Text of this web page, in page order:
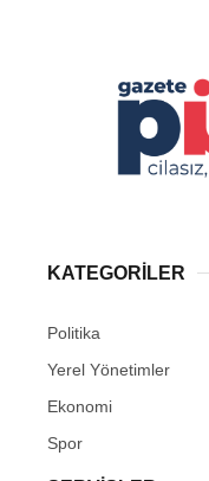
KATEGORİLER
Politika
Yerel Yönetimler
Ekonomi
Spor